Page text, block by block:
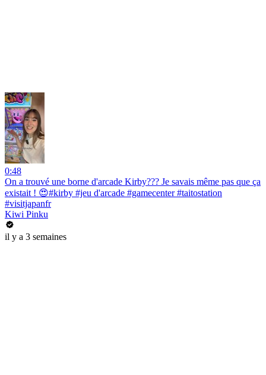
0:48
On a trouvé une borne d'arcade Kirby??? Je savais même pas que ça
existait ! 😍#kirby #jeu d'arcade #gamecenter #taitostation
#visitjapanfr
Kiwi Pinku
il y a 3 semaines